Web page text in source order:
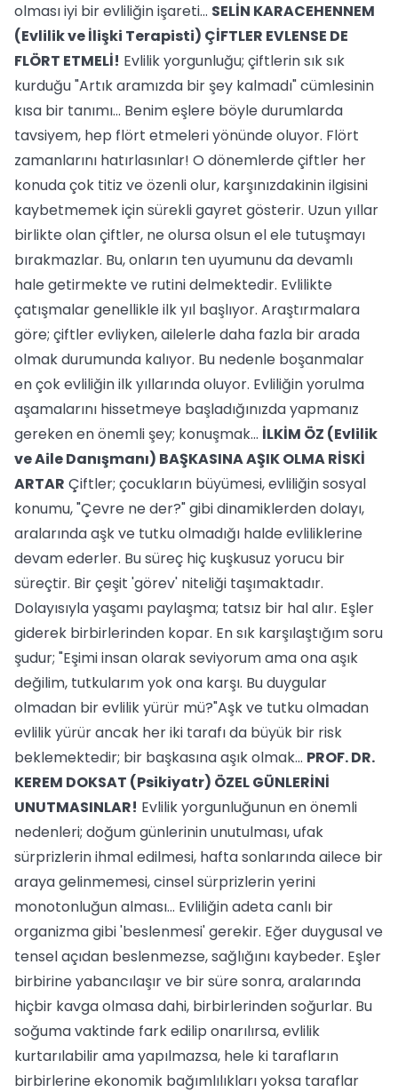
olması iyi bir evliliğin işareti... SELİN KARACEHENNEM
(Evlilik ve İlişki Terapisti) ÇİFTLER EVLENSE DE
FLÖRT ETMELİ! Evlilik yorgunluğu; çiftlerin sık sık
kurduğu "Artık aramızda bir şey kalmadı" cümlesinin
kısa bir tanımı... Benim eşlere böyle durumlarda
tavsiyem, hep flört etmeleri yönünde oluyor. Flört
zamanlarını hatırlasınlar! O dönemlerde çiftler her
konuda çok titiz ve özenli olur, karşınızdakinin ilgisini
kaybetmemek için sürekli gayret gösterir. Uzun yıllar
birlikte olan çiftler, ne olursa olsun el ele tutuşmayı
bırakmazlar. Bu, onların ten uyumunu da devamlı
hale getirmekte ve rutini delmektedir. Evlilikte
çatışmalar genellikle ilk yıl başlıyor. Araştırmalara
göre; çiftler evliyken, ailelerle daha fazla bir arada
olmak durumunda kalıyor. Bu nedenle boşanmalar
en çok evliliğin ilk yıllarında oluyor. Evliliğin yorulma
aşamalarını hissetmeye başladığınızda yapmanız
gereken en önemli şey; konuşmak... İLKİM ÖZ (Evlilik
ve Aile Danışmanı) BAŞKASINA AŞIK OLMA RİSKİ
ARTAR Çiftler; çocukların büyümesi, evliliğin sosyal
konumu, "Çevre ne der?" gibi dinamiklerden dolayı,
aralarında aşk ve tutku olmadığı halde evliliklerine
devam ederler. Bu süreç hiç kuşkusuz yorucu bir
süreçtir. Bir çeşit 'görev' niteliği taşımaktadır.
Dolayısıyla yaşamı paylaşma; tatsız bir hal alır. Eşler
giderek birbirlerinden kopar. En sık karşılaştığım soru
şudur; "Eşimi insan olarak seviyorum ama ona aşık
değilim, tutkularım yok ona karşı. Bu duygular
olmadan bir evlilik yürür mü?"Aşk ve tutku olmadan
evlilik yürür ancak her iki tarafı da büyük bir risk
beklemektedir; bir başkasına aşık olmak... PROF. DR.
KEREM DOKSAT (Psikiyatr) ÖZEL GÜNLERİNİ
UNUTMASINLAR! Evlilik yorgunluğunun en önemli
nedenleri; doğum günlerinin unutulması, ufak
sürprizlerin ihmal edilmesi, hafta sonlarında ailece bir
araya gelinmemesi, cinsel sürprizlerin yerini
monotonluğun alması... Evliliğin adeta canlı bir
organizma gibi 'beslenmesi' gerekir. Eğer duygusal ve
tensel açıdan beslenmezse, sağlığını kaybeder. Eşler
birbirine yabancılaşır ve bir süre sonra, aralarında
hiçbir kavga olmasa dahi, birbirlerinden soğurlar. Bu
soğuma vaktinde fark edilip onarılırsa, evlilik
kurtarılabilir ama yapılmazsa, hele ki tarafların
birbirlerine ekonomik bağımlılıkları yoksa taraflar